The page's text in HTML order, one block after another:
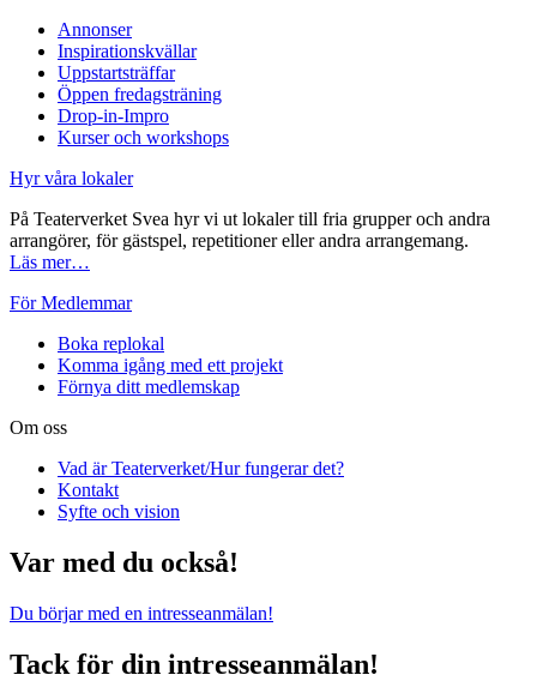
Annonser
Inspirationskvällar
Uppstartsträffar
Öppen fredagsträning
Drop-in-Impro
Kurser och workshops
Hyr våra lokaler
På Teaterverket Svea hyr vi ut lokaler till fria grupper och andra
arrangörer, för gästspel, repetitioner eller andra arrangemang.
Läs mer…
För Medlemmar
Boka replokal
Komma igång med ett projekt
Förnya ditt medlemskap
Om oss
Vad är Teaterverket/Hur fungerar det?
Kontakt
Syfte och vision
Var med du också!
Du börjar med en intresseanmälan!
Tack för din intresseanmälan!